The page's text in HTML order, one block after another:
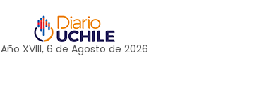
Año XVIII, 6 de Agosto de 2026